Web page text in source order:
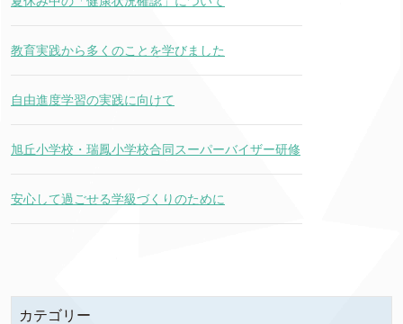
教育実践から多くのことを学びました
自由進度学習の実践に向けて
旭丘小学校・瑞鳳小学校合同スーパーバイザー研修
安心して過ごせる学級づくりのために
カテゴリー